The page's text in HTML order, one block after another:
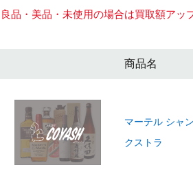
良品・美品・未使用の場合は買取額アッ
商品名
マーテル シャ
クストラ